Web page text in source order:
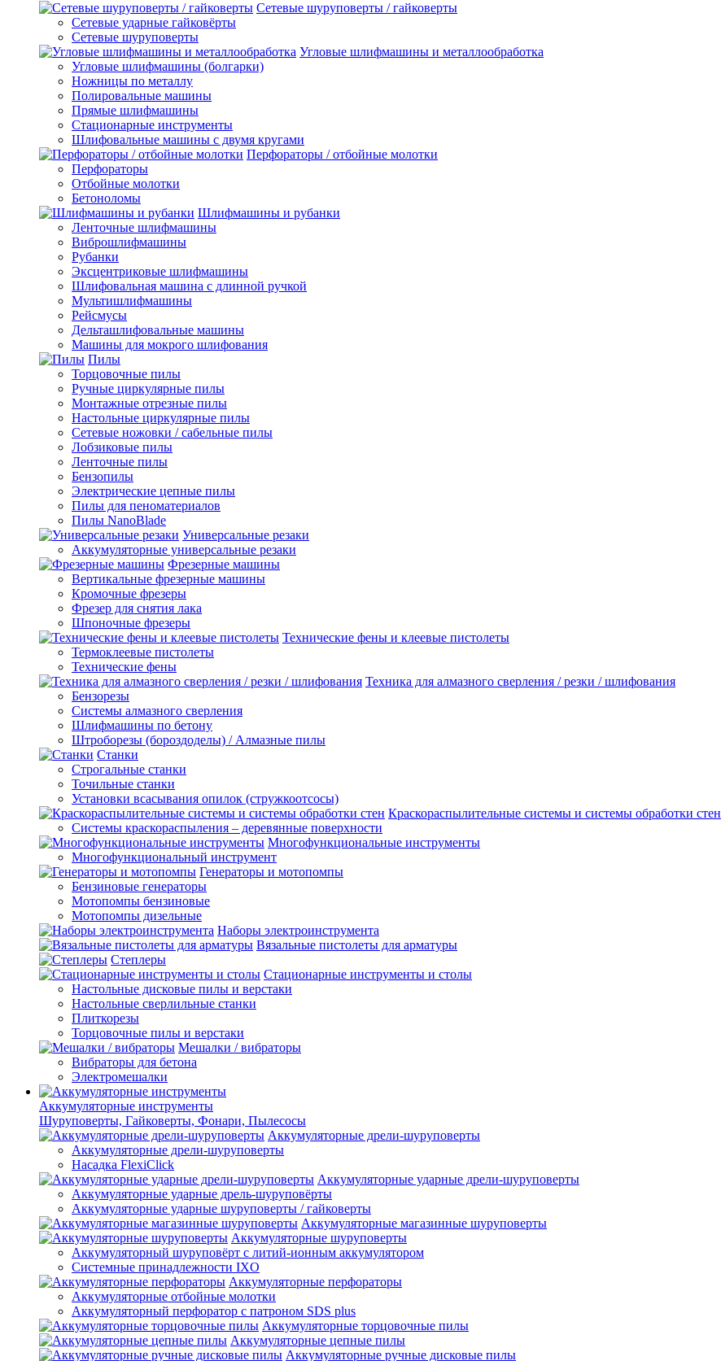
Сетевые шуруповерты / гайковерты
Сетевые ударные гайковёрты
Сетевые шуруповерты
Угловые шлифмашины и металлообработка
Угловые шлифмашины (болгарки)
Ножницы по металлу
Полировальные машины
Прямые шлифмашины
Стационарные инструменты
Шлифовальные машины с двумя кругами
Перфораторы / отбойные молотки
Перфораторы
Отбойные молотки
Бетоноломы
Шлифмашины и рубанки
Ленточные шлифмашины
Виброшлифмашины
Рубанки
Эксцентриковые шлифмашины
Шлифовальная машина с длинной ручкой
Мультишлифмашины
Рейсмусы
Дельташлифовальные машины
Машины для мокрого шлифования
Пилы
Торцовочные пилы
Ручные циркулярные пилы
Монтажные отрезные пилы
Настольные циркулярные пилы
Сетевые ножовки / сабельные пилы
Лобзиковые пилы
Ленточные пилы
Бензопилы
Электрические цепные пилы
Пилы для пеноматериалов
Пилы NanoBlade
Универсальные резаки
Аккумуляторные универсальные резаки
Фрезерные машины
Вертикальные фрезерные машины
Кромочные фрезеры
Фрезер для снятия лака
Шпоночные фрезеры
Технические фены и клеевые пистолеты
Термоклеевые пистолеты
Технические фены
Техника для алмазного сверления / резки / шлифования
Бензорезы
Системы алмазного сверления
Шлифмашины по бетону
Штроборезы (бороздоделы) / Алмазные пилы
Станки
Строгальные станки
Точильные станки
Установки всасывания опилок (стружкоотсосы)
Краскораспылительные системы и системы обработки стен
Системы краскораспыления – деревянные поверхности
Многофункциональные инструменты
Многофункциональный инструмент
Генераторы и мотопомпы
Бензиновые генераторы
Мотопомпы бензиновые
Мотопомпы дизельные
Наборы электроинструмента
Вязальные пистолеты для арматуры
Степлеры
Стационарные инструменты и столы
Настольные дисковые пилы и верстаки
Настольные сверлильные станки
Плиткорезы
Торцовочные пилы и верстаки
Мешалки / вибраторы
Вибраторы для бетона
Электромешалки
Аккумуляторные инструменты
Шуруповерты, Гайковерты, Фонари, Пылесосы
Аккумуляторные дрели-шуруповерты
Аккумуляторные дрели-шуруповерты
Насадка FlexiClick
Аккумуляторные ударные дрели-шуруповерты
Аккумуляторные ударные дрель-шуруповёрты
Аккумуляторные ударные шуруповерты / гайковерты
Аккумуляторные магазинные шуруповерты
Аккумуляторные шуруповерты
Аккумуляторный шуруповёрт с литий-ионным аккумулятором
Системные принадлежности IXO
Аккумуляторные перфораторы
Аккумуляторные отбойные молотки
Аккумуляторный перфоратор с патроном SDS plus
Аккумуляторные торцовочные пилы
Аккумуляторные цепные пилы
Аккумуляторные ручные дисковые пилы